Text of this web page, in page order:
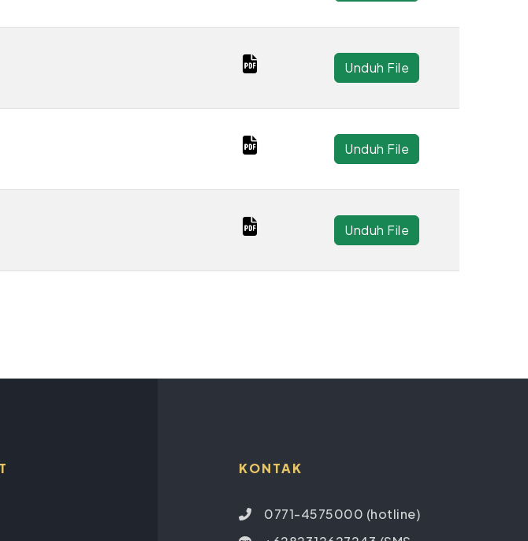
Unduh File
Unduh File
Unduh File
KONTAK
0771-4575000 (hotline)